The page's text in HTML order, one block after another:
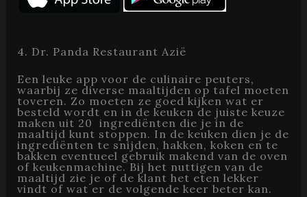
4. Dr. Panda Restaurant Azië
Een leuke app voor de culinaire peuters,
waarbij ze diverse maaltijden op tafel moeten
toveren. Zo moeten ze goed kijken wat er
besteld wordt en in de keuken de juiste keuze
maken uit 20 ingrediënten die je in de
maaltijd kunt stoppen. In de keuken dien je de
ingrediënten te snijden, hakken, koken en te
bakken eventueel gebruik makend van de oven
of keukenmachine. Bij het nuttigen van de
maaltijd zie je of de klant het eten lekker
vindt of wat er de volgende keer beter kan.